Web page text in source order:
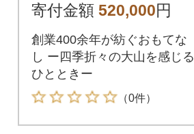
寄付金額 520,000円
創業400余年が紡ぐおもてな
し ー四季折々の大山を感じる
ひとときー
（0件）